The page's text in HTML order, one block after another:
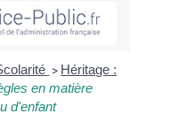
> Héritage :
en matière
d'enfant